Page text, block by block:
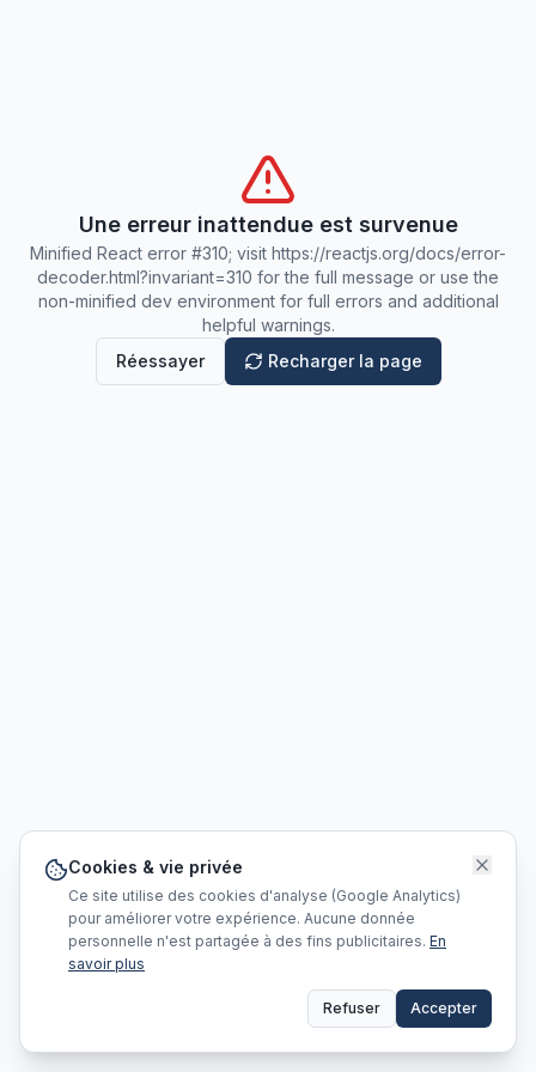
Une erreur inattendue est survenue
Minified React error #310; visit https://reactjs.org/docs/error-
decoder.html?invariant=310 for the full message or use the
non-minified dev environment for full errors and additional
helpful warnings.
Réessayer
Recharger la page
Cookies & vie privée
Ce site utilise des cookies d'analyse (Google Analytics)
pour améliorer votre expérience. Aucune donnée
personnelle n'est partagée à des fins publicitaires. En
savoir plus
Refuser Accepter